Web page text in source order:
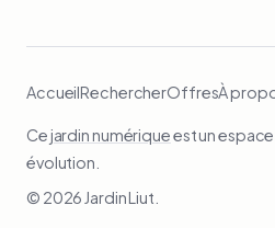
AccueilRechercherOffresÀ
Cejardin numériqueest un
évolution.
© 2026 Jardin Liut.